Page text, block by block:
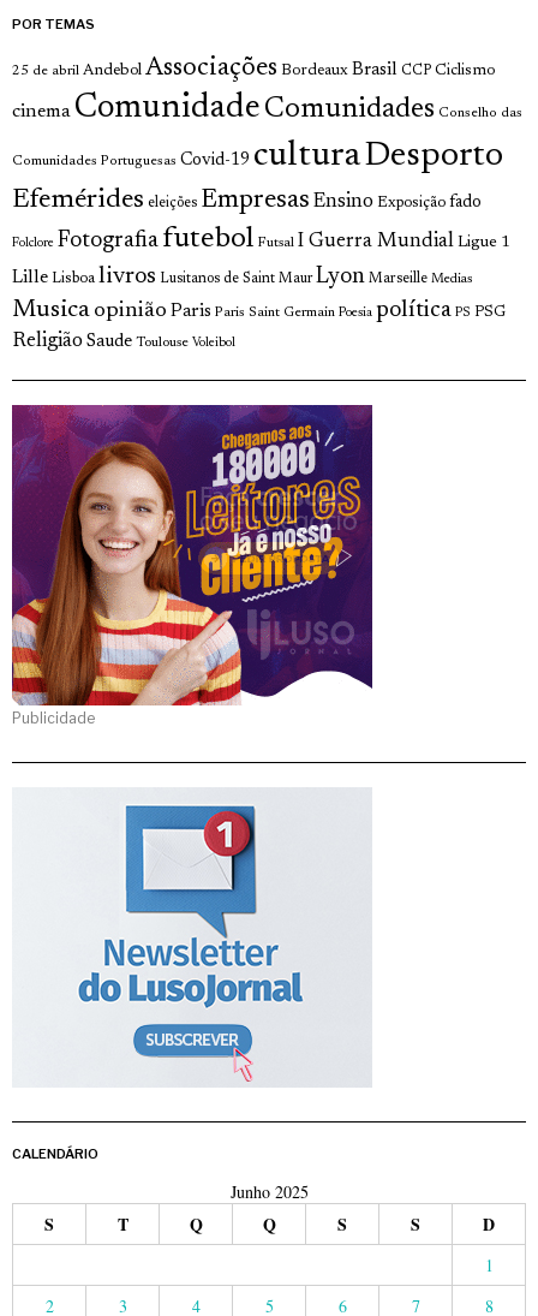
POR TEMAS
25 de abril Andebol Associações Bordeaux Brasil CCP Ciclismo
cinema Comunidade Comunidades Conselho das
Comunidades Portuguesas Covid-19 culturaDesporto
Efemérides eleições Empresas Ensino Exposição fado
Folclore Fotografia futebol Futsal I Guerra Mundial Ligue 1
Lille Lisboa livros Lusitanos de Saint Maur Lyon Marseille Medias
Musica opinião Paris Paris Saint Germain Poesia política PS PSG
Religião Saude Toulouse Voleibol
Publicidade
CALENDÁRIO
Junho 2025
S T Q Q S S D
1
2
3 4 5 6 7 8